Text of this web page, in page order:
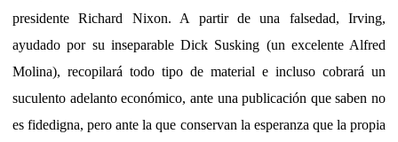
presidente Richard Nixon. A partir de una falsedad, Irving,
ayudado por su inseparable Dick Susking (un excelente Alfred
Molina), recopilará todo tipo de material e incluso cobrará un
suculento adelanto económico, ante una publicación que saben no
es fidedigna, pero ante la que conservan la esperanza que la propia